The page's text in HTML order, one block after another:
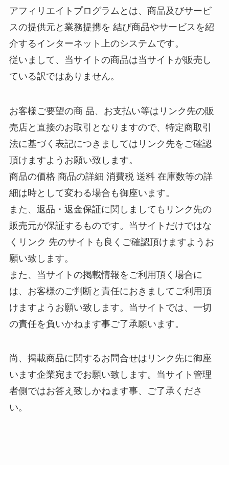
アフィリエイトプログラムとは、商品及びサービ
スの提供元と業務提携を 結び商品やサービスを紹
介するインターネット上のシステムです。
従いまして、当サイトの商品は当サイトが販売し
ている訳ではありません。
お客様ご要望の商 品、お支払い等はリンク先の販
売店と直接のお取引となりますので、特定商取引
法に基づく表記につきましてはリンク先をご確認
頂けますようお願い致します。
商品の価格 商品の詳細 消費税 送料 在庫数等の詳
細は時として変わる場合も御座います。
また、返品・返金保証に関しましてもリンク先の
販売元が保証するものです。当サイトだけではな
くリンク 先のサイトも良くご確認頂けますようお
願い致します。
また、当サイトの掲載情報をご利用頂く場合に
は、お客様のご判断と責任におきましてご利用頂
けますようお願い致します。当サイトでは、一切
の責任を負いかねます事ご了承願います。
尚、掲載商品に関するお問合せはリンク先に御座
います企業宛までお願い致します。当サイト管理
者側ではお答え致しかねます事、ご了承くださ
い。